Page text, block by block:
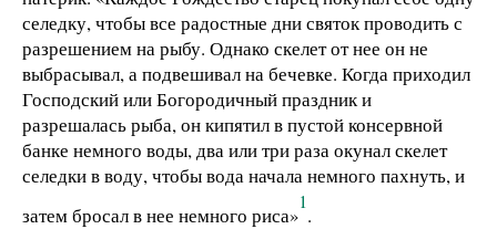
селедку, чтобы все радостные дни святок проводить с
разрешением на рыбу. Однако скелет от нее он не
выбрасывал, а подвешивал на бечевке. Когда приходил
Господский или Богородичный праздник и
разрешалась рыба, он кипятил в пустой консервной
банке немного воды, два или три раза окунал скелет
селедки в воду, чтобы вода начала немного пахнуть, и
затем бросал в нее немного риса»
1
.